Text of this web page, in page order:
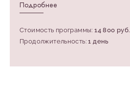
Подробнее
Стоимость программы:14 800 руб.
Продолжительность:1 день